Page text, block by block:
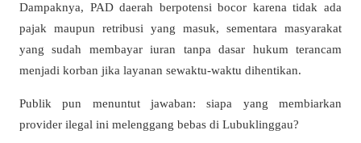
Dampaknya, PAD daerah berpotensi bocor karena tidak ada
pajak maupun retribusi yang masuk, sementara masyarakat
yang sudah membayar iuran tanpa dasar hukum terancam
menjadi korban jika layanan sewaktu-waktu dihentikan.
Publik pun menuntut jawaban: siapa yang membiarkan
provider ilegal ini melenggang bebas di Lubuklinggau?